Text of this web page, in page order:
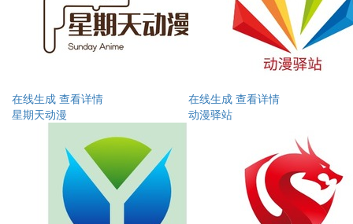
在线生成 查看详情
星期天动漫
在线生成 查看详情
动漫驿站